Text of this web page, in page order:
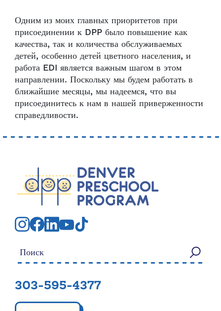
Одним из моих главных приоритетов при
присоединении к DPP было повышение как
качества, так и количества обслуживаемых
детей, особенно детей цветного населения, и
работа EDI является важным шагом в этом
направлении. Поскольку мы будем работать в
ближайшие месяцы, мы надеемся, что вы
присоединитесь к нам в нашей приверженности
справедливости.
Искать:
303-595-4377